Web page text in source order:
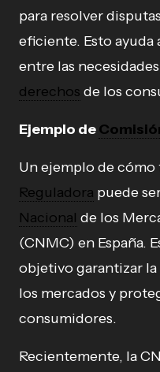
para resolver
eficiente. Esto
entre las
derechos de los
Ejemplo de
Un ejemplo de
Reguladora puede
Nacional de los
(CNMC) en España.
objetivo garantizar la
los mercados y
consumidores.
Recientemente, la